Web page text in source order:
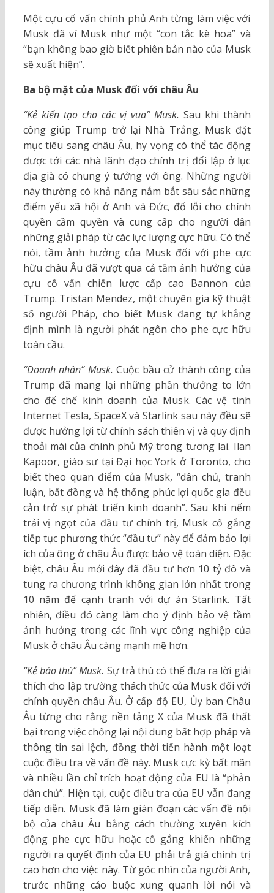
Một cựu cố vấn chính phủ Anh từng làm việc với
Musk đã ví Musk như một “con tắc kè hoa” và
“bạn không bao giờ biết phiên bản nào của Musk
sẽ xuất hiện”.
Ba bộ mặt của Musk đối với châu Âu
“Kẻ kiến tạo cho các vị vua” Musk. Sau khi thành
công giúp Trump trở lại Nhà Trắng, Musk đặt
mục tiêu sang châu Âu, hy vọng có thể tác động
được tới các nhà lãnh đạo chính trị đối lập ở lục
địa già có chung ý tưởng với ông. Những người
này thường có khả năng nắm bắt sâu sắc những
điểm yếu xã hội ở Anh và Đức, đổ lỗi cho chính
quyền cầm quyền và cung cấp cho người dân
những giải pháp từ các lực lượng cực hữu. Có thể
nói, tầm ảnh hưởng của Musk đối với phe cực
hữu châu Âu đã vượt qua cả tầm ảnh hưởng của
cựu cố vấn chiến lược cấp cao Bannon của
Trump. Tristan Mendez, một chuyên gia kỹ thuật
số người Pháp, cho biết Musk đang tự khẳng
định mình là người phát ngôn cho phe cực hữu
toàn cầu.
“Doanh nhân” Musk. Cuộc bầu cử thành công của
Trump đã mang lại những phần thưởng to lớn
cho đế chế kinh doanh của Musk. Các vệ tinh
Internet Tesla, SpaceX và Starlink sau này đều sẽ
được hưởng lợi từ chính sách thiên vị và quy định
thoải mái của chính phủ Mỹ trong tương lai. Ilan
Kapoor, giáo sư tại Đại học York ở Toronto, cho
biết theo quan điểm của Musk, “dân chủ, tranh
luận, bất đồng và hệ thống phúc lợi quốc gia đều
cản trở sự phát triển kinh doanh”. Sau khi nếm
trải vị ngọt của đầu tư chính trị, Musk cố gắng
tiếp tục phương thức “đầu tư” này để đảm bảo lợi
ích của ông ở châu Âu được bảo vệ toàn diện. Đặc
biệt, châu Âu mới đây đã đầu tư hơn 10 tỷ đô và
tung ra chương trình không gian lớn nhất trong
10 năm để cạnh tranh với dự án Starlink. Tất
nhiên, điều đó càng làm cho ý định bảo vệ tầm
ảnh hưởng trong các lĩnh vực công nghiệp của
Musk ở châu Âu càng mạnh mẽ hơn.
“Kẻ báo thù” Musk. Sự trả thù có thể đưa ra lời giải
thích cho lập trường thách thức của Musk đối với
chính quyền châu Âu. Ở cấp độ EU, Ủy ban Châu
Âu từng cho rằng nền tảng X của Musk đã thất
bại trong việc chống lại nội dung bất hợp pháp và
thông tin sai lệch, đồng thời tiến hành một loạt
cuộc điều tra về vấn đề này. Musk cực kỳ bất mãn
và nhiều lần chỉ trích hoạt động của EU là “phản
dân chủ”. Hiện tại, cuộc điều tra của EU vẫn đang
tiếp diễn. Musk đã làm gián đoạn các vấn đề nội
bộ của châu Âu bằng cách thường xuyên kích
động phe cực hữu hoặc cố gắng khiến những
người ra quyết định của EU phải trả giá chính trị
cao hơn cho việc này. Từ góc nhìn của người Anh,
trước những cáo buộc xung quanh lời nói và